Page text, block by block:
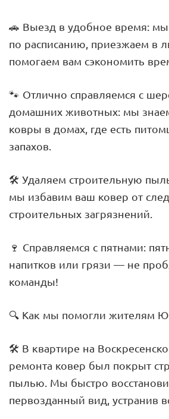
🚗 Выезд в удобное время: мы
по расписанию, приезжаем в
помогаем вам сэкономить
🐾 Отлично справляемся с
домашних животных: мы
ковры в домах, где есть
запахов.
🛠 Удаляем строительную
мы избавим ваш ковер от
строительных загрязнений.
🍷 Справляемся с пятнами:
напитков или грязи — не
команды!
🔍 Как мы помогли жителям
🛠️ В квартире на
ремонта ковер был покрыт
пылью. Мы быстро
первозданный вид, устранив